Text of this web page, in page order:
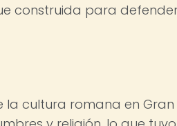
construida para
la cultura romana en Gran